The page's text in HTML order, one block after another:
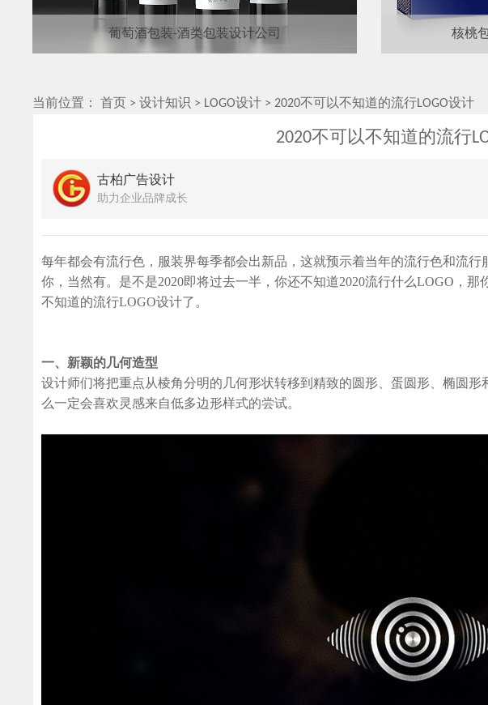
葡萄酒包装-酒类包装设计公司 核桃
当前位置： 首页 >设计知识 > LOGO设计 >2020不可以不知道的流行LOGO设计
2020不可以不知道的流行
古柏广告设计
助力企业品牌成长
每年都会有流行色，服装界每季都会出新品，这就预示着当年的流行色和流
你，当然有。是不是2020即将过去一半，你还不知道2020流行什么LOGO，
不知道的流行LOGO设计了。
一、新颖的几何造型
设计师们将把重点从棱角分明的几何形状转移到精致的圆形、蛋圆形、椭圆
么一定会喜欢灵感来自低多边形样式的尝试。